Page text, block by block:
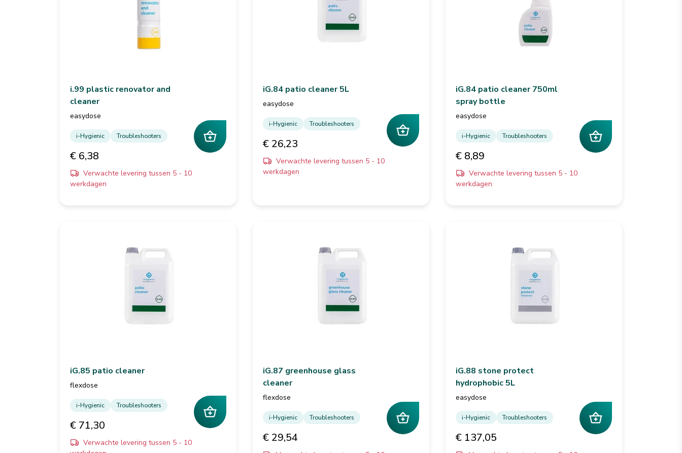
i.99 plastic renovator and
cleaner
easydose
i-Hygienic Troubleshooters
€ 6,38
Verwachte levering tussen 5 - 10
werkdagen
iG.84 patio cleaner 5L
easydose
i-Hygienic Troubleshooters
€ 26,23
Verwachte levering tussen 5 - 10
werkdagen
iG.84 patio cleaner 750ml
spray bottle
easydose
i-Hygienic Troubleshooters
€ 8,89
Verwachte levering tussen 5 - 10
werkdagen
iG.85 patio cleaner
flexdose
i-Hygienic Troubleshooters
€ 71,30
Verwachte levering tussen 5 - 10
iG.87 greenhouse glass
cleaner
flexdose
i-Hygienic Troubleshooters
€ 29,54
iG.88 stone protect
hydrophobic 5L
easydose
i-Hygienic Troubleshooters
€ 137,05